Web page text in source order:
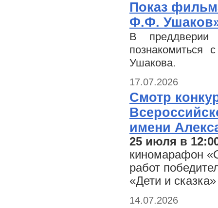
Показ
Ф.Ф.
В преддверии
Ушакова.
17.07.2026
Смотр
имени
25 июля в
киномарафон
работ
«Дети и
14.07.2026